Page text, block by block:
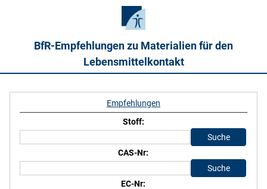
BfR-Empfehlungen zu Materialien für den
Lebensmittelkontakt
Empfehlungen
Stoff:
CAS-Nr:
EC-Nr: